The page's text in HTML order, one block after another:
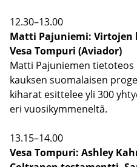
12.30–13.00
Matti Pa­ju­nie­mi:
Vesa Tom­pu­ri (Avia­dor)
Matti Pa­ju­nie­men
kauk­sen suo­ma­lai­sen
ki­ha­rat esit­te­lee yli 300
eri vuo­si­kym­me­nel­tä.
13.15–14.00
Vesa Tom­pu­ri: Ash­ley